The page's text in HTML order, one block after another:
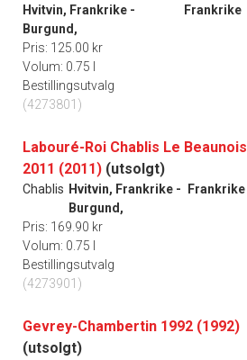
Hvitvin, Frankrike -
Burgund,
Frankrike
Pris: 125.00 kr
Volum: 0.75 l
Bestillingsutvalg
(4273801)
Labouré-Roi Chablis Le Beaunois
2011 (2011) (utsolgt)
Chablis Hvitvin, Frankrike -
Burgund,
Frankrike
Pris: 169.90 kr
Volum: 0.75 l
Bestillingsutvalg
(4273901)
Gevrey-Chambertin 1992 (1992)
(utsolgt)